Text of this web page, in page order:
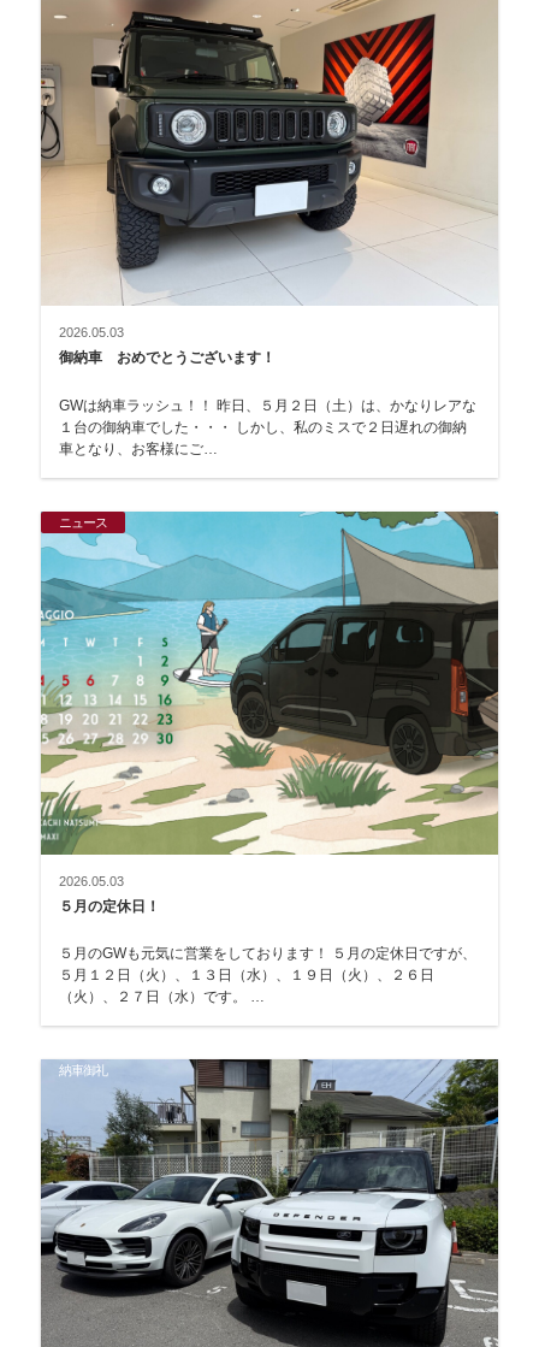
2026.05.03
御納車 おめでとうございます！
GWは納車ラッシュ！！ 昨日、５月２日（土）は、かなりレアな
１台の御納車でした・・・ しかし、私のミスで２日遅れの御納
車となり、お客様にご…
ニュース
2026.05.03
５月の定休日！
５月のGWも元気に営業をしております！ ５月の定休日ですが、
５月１２日（火）、１３日（水）、１９日（火）、２６日
（火）、２７日（水）です。 …
納車御礼